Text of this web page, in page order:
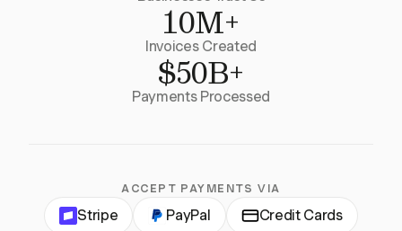
10M+
Invoices Created
$50B+
Payments Processed
ACCEPT PAYMENTS VIA
Stripe PayPal Credit Cards